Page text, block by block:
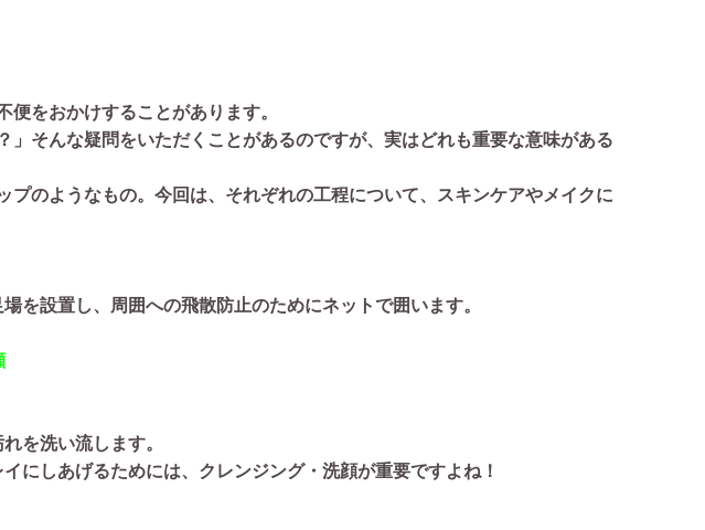
をおかけすることがあります。
」そんな疑問をいただくことがあるのですが、実はどれも重要な意味がある
プのようなもの。今回は、それぞれの工程について、スキンケアやメイクに
を設置し、周囲への飛散防止のためにネットで囲います。
を洗い流します。
にしあげるためには、クレンジング・洗顔が重要ですよね！